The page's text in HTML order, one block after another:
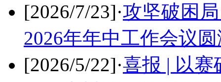
[2026/7/23]·攻坚破困
2026年年中工作会议
[2026/5/22]·喜报 | 以赛